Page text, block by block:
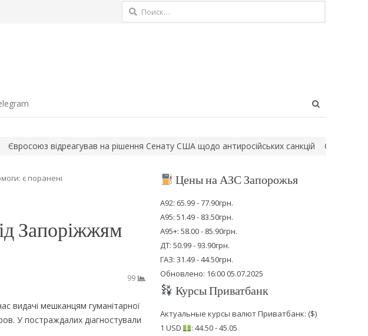
Найти:
відреагував на рішення Сенату США щодо антиросійських санкцій Сьогодні
є поранені
Запоріжжям
99
видачі мешканцям гуманітарної
У постраждалих діагностували
Цены на АЗС Запорожья
А92: 65.99 - 77.90грн.
А95: 51.49 - 83.50грн.
А95+: 58.00 - 85.90грн.
ДТ: 50.99 - 93.90грн.
ГАЗ: 31.49 - 44.50грн.
Обновлено: 16:00 05.07.2025
Курсы Приватбанк
Актуальные курсы валют Приватбанк: ($)
1 USD
: 44.50 - 45.05